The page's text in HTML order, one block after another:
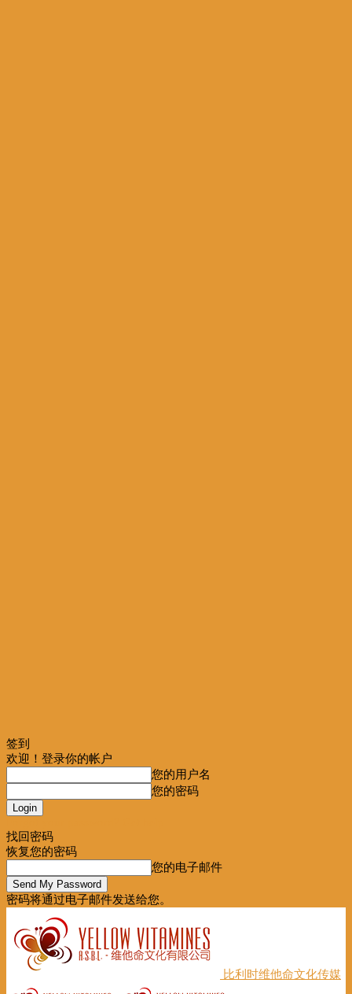
签到
欢迎！登录你的帐户
您的用户名
您的密码
找回密码
恢复您的密码
您的电子邮件
密码将通过电子邮件发送给您。
比利时维他命文化传媒